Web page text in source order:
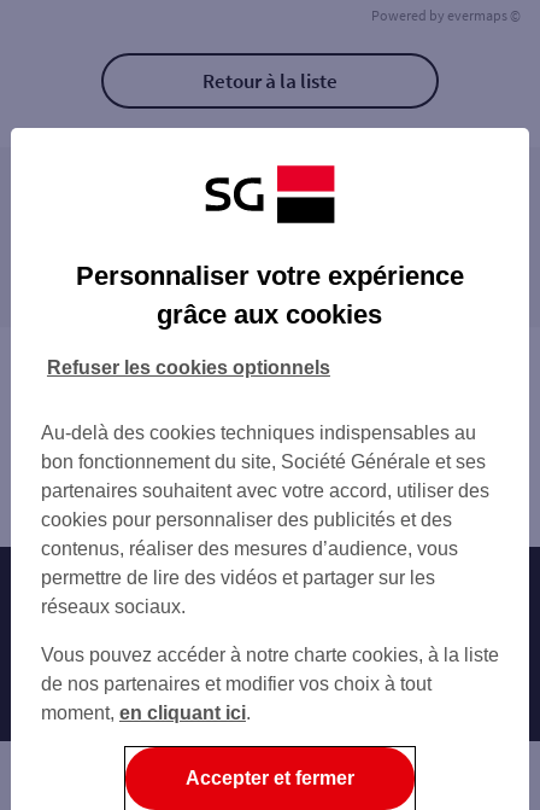
Powered by evermaps ©
Retour à la liste
Les agences SG PRO à proximité
CHAMBERY DUCS PRO
RUMILLY
ST JORIOZ
proximité
LA MOTTE-SERVOLEX
RUMILLY
Vous êtes ici : Accueil
Aix les Bains
Agence AIX LES BAINS PRO
Nos engagements Nous contacter
Autres sites SG
Professionnels
Entreprises
Associations
Personnaliser votre expérience
grâce aux cookies
Au-delà des cookies techniques indispensables au
bon fonctionnement du site, Société Générale et ses
partenaires souhaitent avec votre accord, utiliser des
cookies pour personnaliser des publicités et des
contenus, réaliser des mesures d’audience, vous
permettre de lire des vidéos et partager sur les
réseaux sociaux.
Vous pouvez accéder à notre charte cookies, à la liste
de nos partenaires et modifier vos choix à tout
moment, en cliquant ici.
Refuser les cookies optionnels
Accepter et fermer